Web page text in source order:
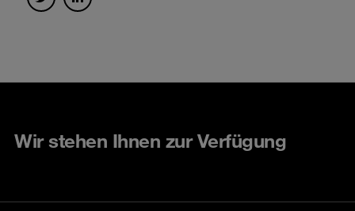
Wir stehen Ihnen zur Verfügung